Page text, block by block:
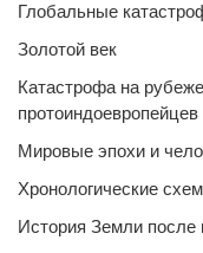
Глобальные
Золотой век
Катастрофа на
протоиндоевропейцев
Мировые эпохи и
Хронологические
История Земли после